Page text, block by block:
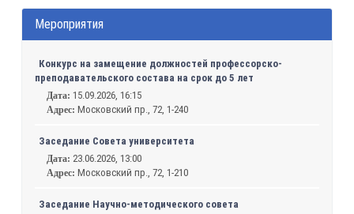
Мероприятия
Конкурс на замещение должностей профессорско-
преподавательского состава на срок до 5 лет
Дата: 15.09.2026, 16:15
Адрес: Московский пр., 72, 1-240
Заседание Совета университета
Дата: 23.06.2026, 13:00
Адрес: Московский пр., 72, 1-210
Заседание Научно-методического совета